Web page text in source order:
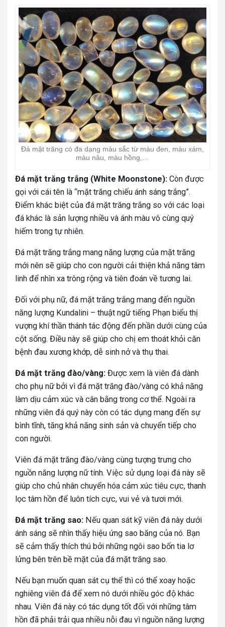
Đá mặt trăng có đa dạng màu sắc từ màu đen, màu xám,
màu nâu, màu hồng,…
Đá mặt trăng trắng (White Moonstone): Còn được
gọi với cái tên là “mặt trăng chiếu ánh sáng trắng”.
Điểm khác biệt của đá mặt trăng trắng so với các loại
đá khác là sản lượng nhiều và ánh màu vô cùng quý
hiếm trong tự nhiên.
Đá mặt trăng trắng mang năng lượng của mặt trăng
mới nên sẽ giúp cho con người cải thiện khả năng tâm
linh để nhìn xa trông rộng và tiên đoán về tương lai.
Đối với phụ nữ, đá mặt trăng trắng mang đến nguồn
năng lượng Kundalini – thuật ngữ tiếng Phạn biểu thị
vượng khí thần thánh tác động đến phần dưới cùng của
cột sống. Điều này sẽ giúp cho chị em thoát khỏi căn
bệnh đau xương khớp, dễ sinh nở và thụ thai.
Đá mặt trăng đào/vàng: Được xem là viên đá dành
cho phụ nữ bởi vì đá mặt trăng đào/vàng có khả năng
làm dịu cảm xúc và cân bằng trong cơ thể. Ngoài ra
những viên đá quý này còn có tác dụng mang đến sự
bình tĩnh, tăng khả năng sinh sản và chuyển tiếp cho
con người.
Viên đá mặt trăng đào/vàng cùng tượng trưng cho
nguồn năng lượng nữ tính. Việc sử dụng loại đá này sẽ
giúp cho chủ nhân chuyển hóa cảm xúc tiêu cực, thanh
lọc tâm hồn để luôn tích cực, vui vẻ và tươi mới.
Đá mặt trăng sao: Nếu quan sát kỹ viên đá này dưới
ánh sáng sẽ nhìn thấy hiệu ứng sao băng của nó. Bạn
sẽ cảm thấy thích thú bởi những ngôi sao bốn tia lơ
lửng bên trên bề mặt của đá mặt trăng sao.
Nếu bạn muốn quan sát cụ thể thì có thể xoay hoặc
nghiêng viên đá để xem nó dưới nhiều góc độ khác
nhau. Viên đá này có tác dụng tốt đối với những tâm
hồn đã phải trải qua nhiều nỗi đau vì nguồn năng lượng